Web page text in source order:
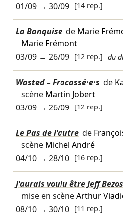
01/09→ 30/09 [14 rep.]
La Banquise de Marie
Marie Frémont
03/09→ 26/09 [12 rep.] du
Wasted – Fracassé·e·s de
scène Martin Jobert
03/09→ 26/09 [12 rep.]
Le Pas de l'autre de
scène Michel André
04/10→ 28/10 [16 rep.]
J'aurais voulu être Jeff Bezos
mise en scèneArthur
08/10→ 30/10 [11 rep.]